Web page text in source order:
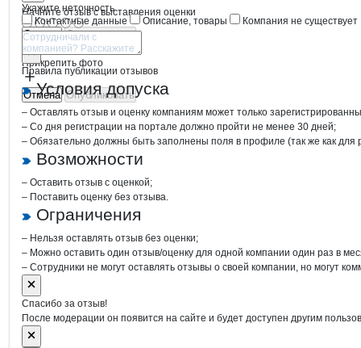
Начните отзыв с выставления оценки
Прикрепить фото
Отмена Опубликовать
Укажите неточность
Контактные данные
Описание, товары Компания не существует
Отмена Опубликовать
Правила публикации отзывов
Условия допуска
– Оставлять отзыв и оценку компаниям может только
– Со дня регистрации на портале должно пройти не менее 30 дней;
– Обязательно должны быть заполнены поля в профиле (так же как
Возможности
– Оставить отзыв с оценкой;
– Поставить оценку без отзыва.
Ограничения
– Нельзя оставлять отзыв без оценки;
– Можно оставить один отзыв/оценку для одной компании один раз в
– Сотрудники не могут оставлять отзывы о своей компании, но могут
Спасибо за отзыв!
После модерации он появится на сайте и будет доступен другим